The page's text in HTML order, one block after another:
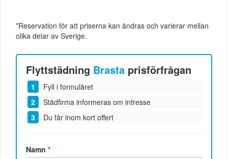
*Reservation för att priserna kan ändras och varierar mellan
olika delar av Sverige.
Flyttstädning Brasta prisförfrågan
Fyll i formuläret
Städfirma informeras om intresse
Du får inom kort offert
Namn*